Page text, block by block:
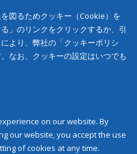
図るためクッキー（Cookie）を
」のリンクをクリックするか、引
より、弊社の「クッキーポリシ
なお、クッキーの設定はいつでも
on our website. By
our website, you accept the use
of cookies at any time.